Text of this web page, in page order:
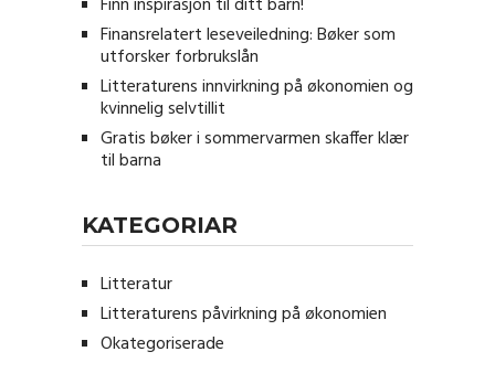
Finansrelatert leseveiledning: Bøker som
utforsker forbrukslån
Litteraturens innvirkning på økonomien og
kvinnelig selvtillit
Gratis bøker i sommervarmen skaffer klær
til barna
KATEGORIAR
Litteratur
Litteraturens påvirkning på økonomien
Okategoriserade